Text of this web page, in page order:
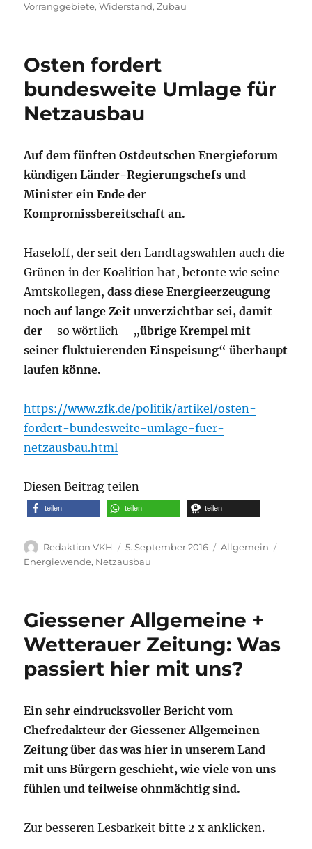
Vorranggebiete,Widerstand,Zubau
Osten fordert
bundesweite Umlage für
Netzausbau
Auf dem fünften Ostdeutschen Energieforum
kündigen Länder-Regierungschefs und
Minister ein Ende der
Kompromissbereitschaft an.
Haseloff, der seit den Landtagswahlen auch die
Grünen in der Koalition hat, betonte wie seine
Amtskollegen,dass diese Energieerzeugung
noch auf lange Zeit unverzichtbar sei, damit
der – so wörtlich – „übrige Krempel mit
seiner fluktuierenden Einspeisung“ überhaupt
laufen könne.
https://www.zfk.de/politik/artikel/osten-
fordert-bundesweite-umlage-fuer-
netzausbau.html
Diesen Beitrag teilen
teilen teilen teilen
Autor
Redaktion VKH
Veröffentlicht
am
5. September 2016 Kategorien
Allgemein
Energiewende, Netzausbau
Giessener Allgemeine +
Wetterauer Zeitung: Was
passiert hier mit uns?
Ein sehr eindrucksvoller Bericht vom
Chefredakteur der Giessener Allgemeinen
Zeitung über das was hier in unserem Land
mit uns Bürgern geschieht, wie viele von uns
fühlen und teilweise ohnmächtig sind.
Zur besseren Lesbarkeit bitte 2 x anklicken.